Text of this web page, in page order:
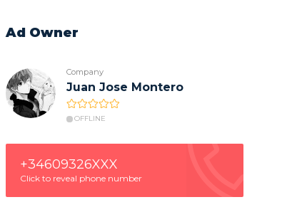
Ad Owner
Company
Juan Jose Montero
OFFLINE
+34609326XXX
Click to reveal phone number